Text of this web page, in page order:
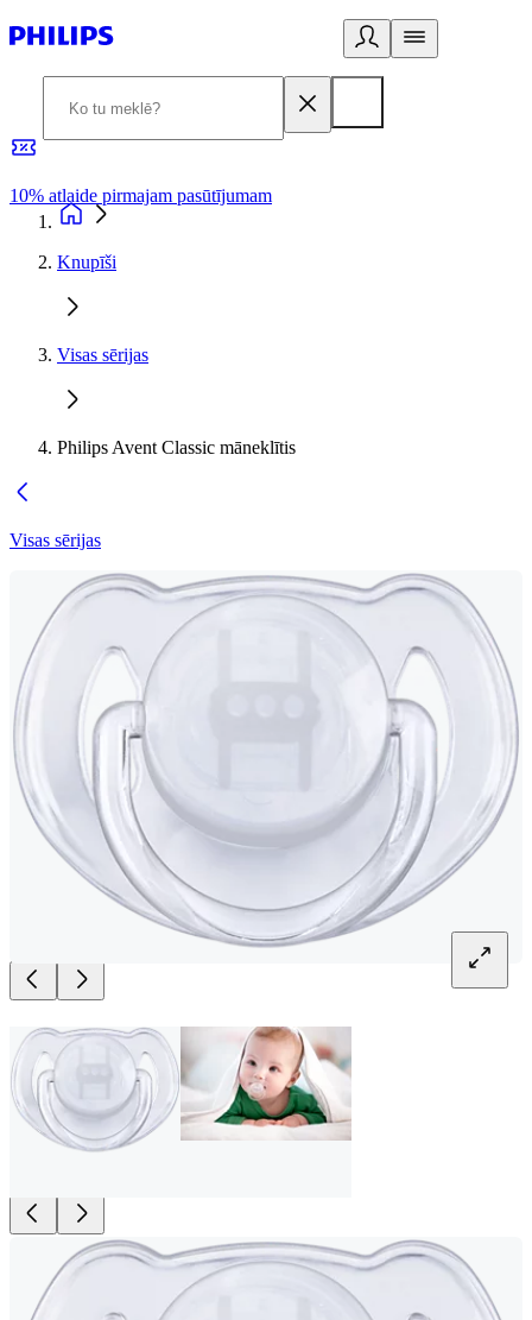
10% atlaide pirmajam pasūtījumam
Knupīši
Visas sērijas
Philips Avent Classic māneklītis
Visas sērijas